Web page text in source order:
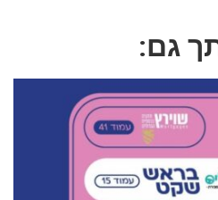
גם: